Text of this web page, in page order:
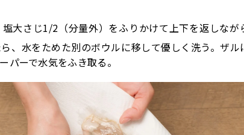
大さじ1/2（分量外）をふりかけて上下を返しなが
、水をためた別のボウルに移して優しく洗う。ザル
パーで水気をふき取る。